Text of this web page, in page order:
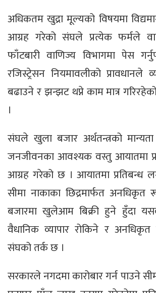
अधिकतम खुद्रा मूल्यको विषयमा
आग्रह गरेको संघले प्रत्येक फर्मले
फाँटबारी वाणिज्य विभागमा पेस
रजिस्ट्रेसन नियमावलीको प्रावधानले
बढाउने र झन्झट थप्ने काम मात्र
।
संघले खुला बजार अर्थतन्त्रको मान्यता
जनजीवनका आवश्यक वस्तु आयातमा
आग्रह गरेको छ । आयातमा प्रतिबन्ध
सीमा नाकाका छिद्रमार्फत
बजारमा खुलेआम बिक्री हुने हुँदा
वैधानिक व्यापार रोकिने र अनधिकृत
संघको तर्क छ ।
सरकारले नगदमा कारोबार गर्न पाउने